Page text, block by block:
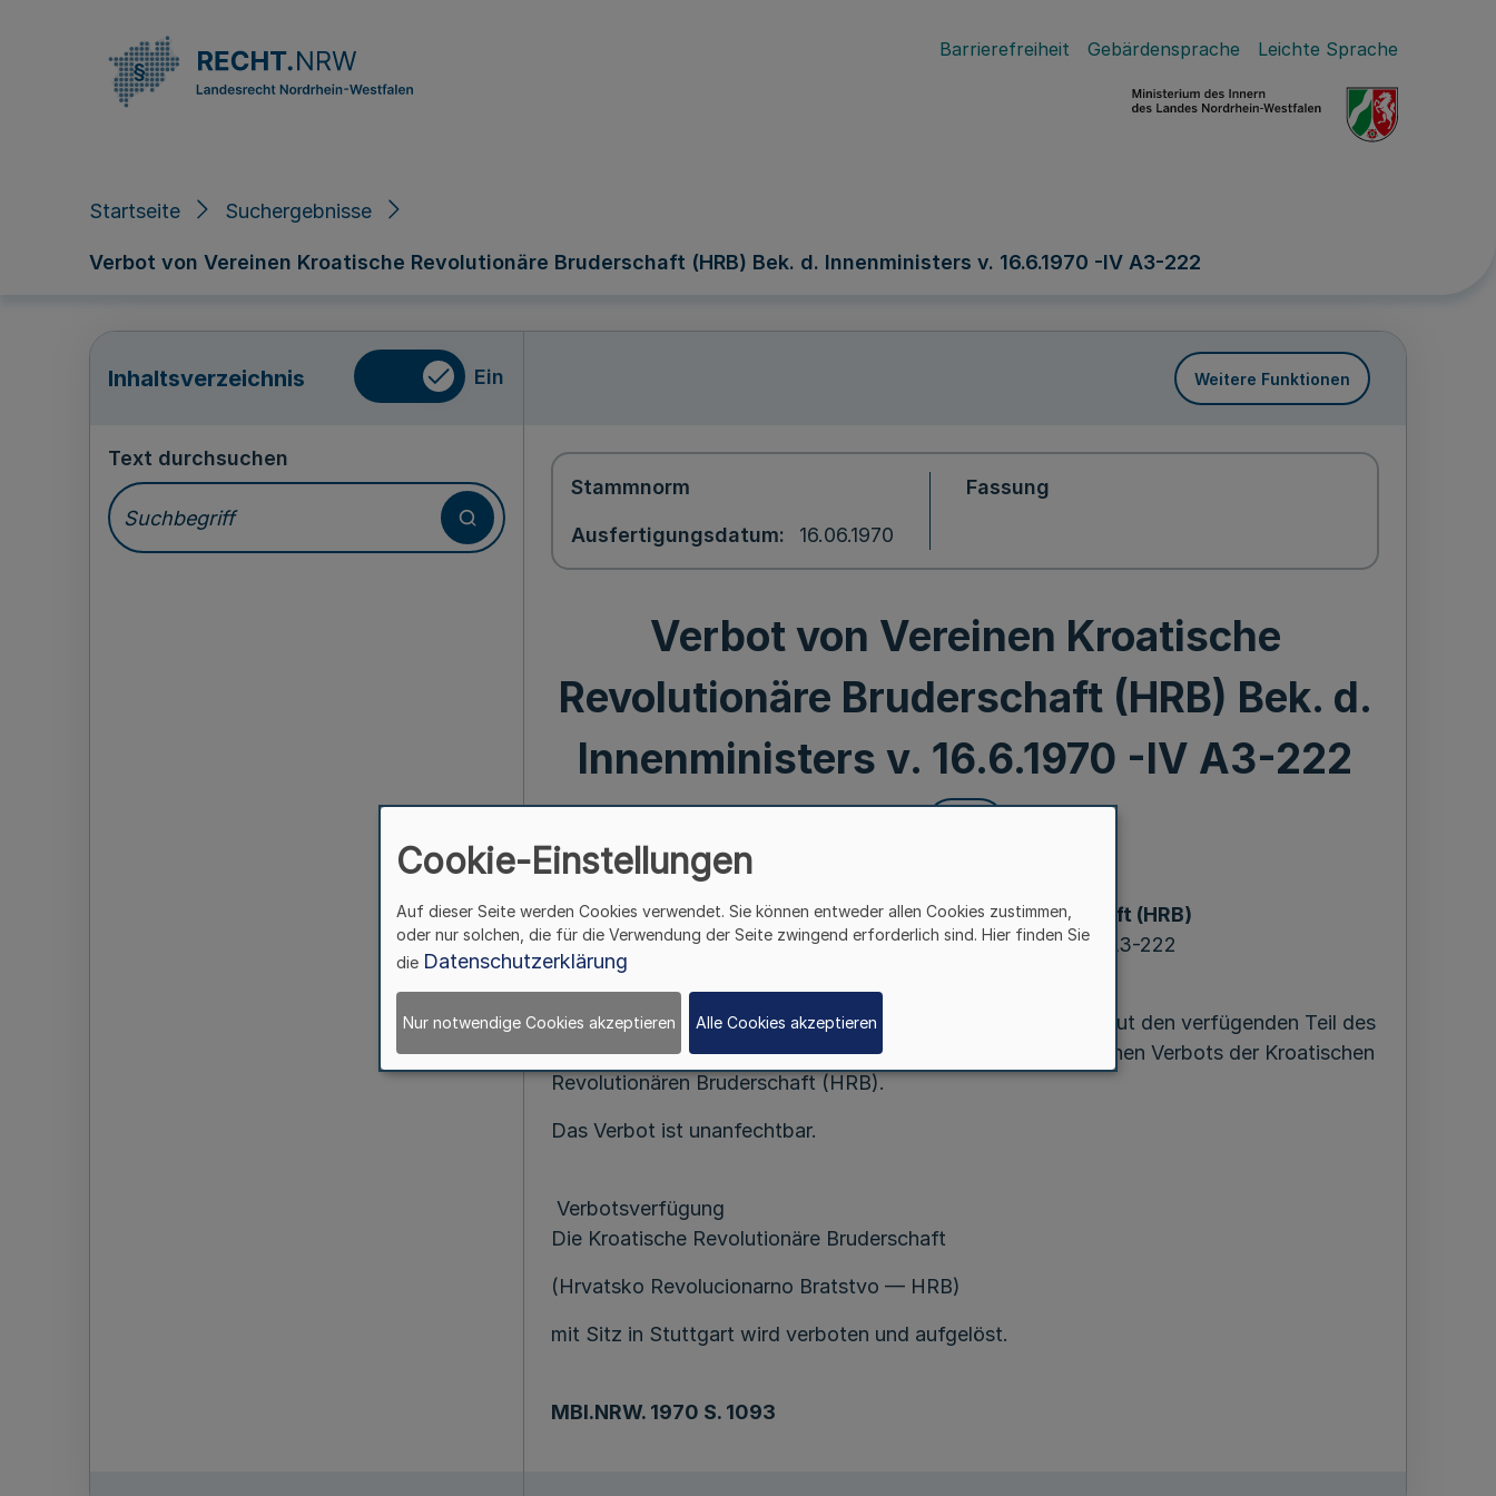
Barrierefreiheit Gebärdensprache Leichte Sprache
Startseite Suchergebnisse
Verbot von Vereinen Kroatische Revolutionäre Bruderschaft (HRB) Bek. d. Innenministers v. 16.6.1970 -IV A3-222
Inhaltsverzeichnis Ein Weitere Funktionen
Text durchsuchen
Stammnorm
Ausfertigungsdatum 16.06.1970
Fassung
Verbot von Vereinen Kroatische
Revolutionäre Bruderschaft (HRB) Bek. d.
Innenministers v. 16.6.1970 -IV A3-222
Kroatische Revolutionäre Bruderschaft (HRB)
Bek. d. Innenministers v. 16.6.1970 -IV A3-222
Gemäß § 7 Abs. l des Vereinsgesetzes veröffentliche ich erneut den verfügenden Teil des
von dem Bundesminister des Innern am 24. Juni 1968 erlassenen Verbots der Kroatischen
Revolutionären Bruderschaft (HRB).
Das Verbot ist unanfechtbar.
Verbotsverfügung
Die Kroatische Revolutionäre Bruderschaft
(Hrvatsko Revolucionarno Bratstvo — HRB)
mit Sitz in Stuttgart wird verboten und aufgelöst.
MBl.NRW. 1970 S. 1093
Cookie-Einstellungen
Auf dieser Seite werden Cookies verwendet. Sie können entweder allen Cookies zustimmen,
oder nur solchen, die für die Verwendung der Seite zwingend erforderlich sind. Hier finden Sie
die Datenschutzerklärung
Nur notwendige Cookies akzeptieren Alle Cookies akzeptieren